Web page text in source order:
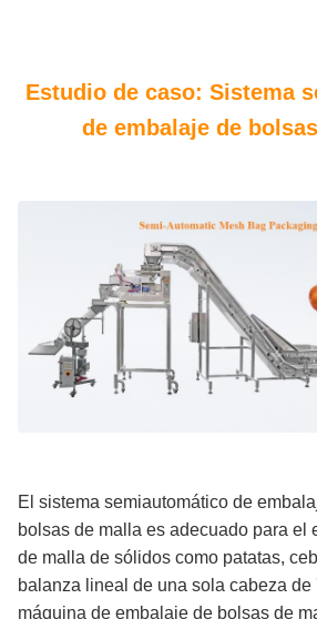
Estudio de caso: Sistema
de embalaje de
El sistema semiautomático de
bolsas de malla es adecuado para el
de malla de sólidos como patatas,
balanza lineal de una sola cabeza de
máquina de embalaje de bolsas de